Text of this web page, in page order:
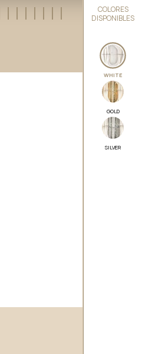
COLORES
DISPONIBLES
WHITE
GOLD
SILVER